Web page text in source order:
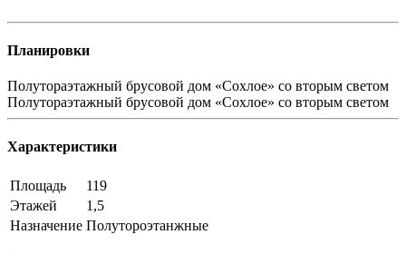
Планировки
Полутораэтажный брусовой дом «Сохлое» со вторым светом
Полутораэтажный брусовой дом «Сохлое» со вторым светом
Характеристики
Площадь
119
Этажей
1,5
Назначение Полутороэтанжные